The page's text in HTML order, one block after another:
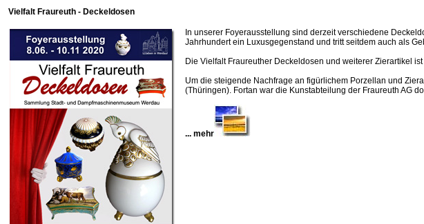
Vielfalt Fraureuth - Deckeldosen
In unserer Foyerausstellung sind derzeit verschiedene
Jahrhundert ein Luxusgegenstand und tritt seitdem auch als
Die Vielfalt Fraureuther Deckeldosen und weiterer Zierartikel
Um die steigende Nachfrage an figürlichem Porzellan und
(Thüringen). Fortan war die Kunstabteilung der Fraureuth AG
... mehr